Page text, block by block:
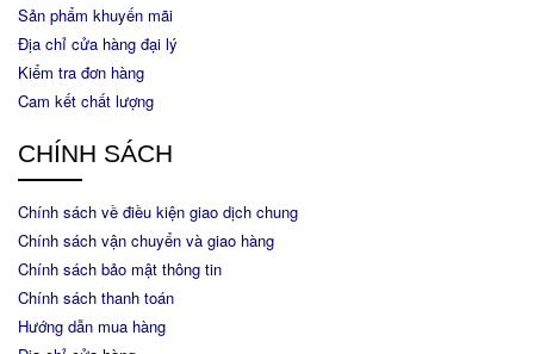
Sản phẩm khuyến mãi
Địa chỉ cửa hàng đại lý
Kiểm tra đơn hàng
Cam kết chất lượng
CHÍNH SÁCH
Chính sách về điều kiện giao dịch chung
Chính sách vận chuyển và giao hàng
Chính sách bảo mật thông tin
Chính sách thanh toán
Hướng dẫn mua hàng